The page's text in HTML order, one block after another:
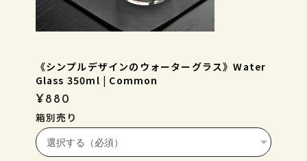
《シンプルデザインのウォーターグラス》Water
Glass 350ml | Common
¥880
箱別売り